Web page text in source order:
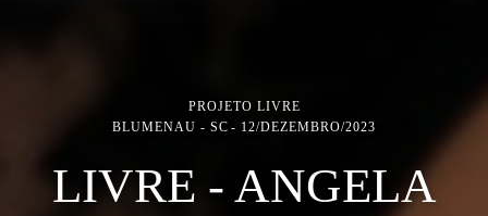
PROJETO LIVRE
BLUMENAU - SC
12/DEZEMBRO/2023
LIVRE - ANGELA